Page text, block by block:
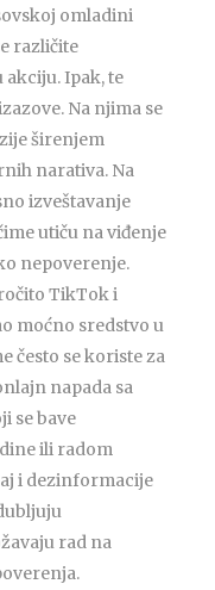
omladini
različite
Ipak, te
Na njima se
širenjem
narativa. Na
izveštavanje
utiču na viđenje
nepoverenje.
TikTok i
moćno sredstvo u
često se koriste za
napada sa
se bave
ili radom
i dezinformacije
rad na